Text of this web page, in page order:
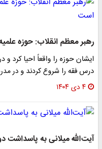
رهبر معظم انقلاب: حوزه
ایشان حوزه را واقعاً احیا کرد
درس فقه را شروع کردند و در
۴ دی ۱۴۰۴
آیت‌الله میلانی به